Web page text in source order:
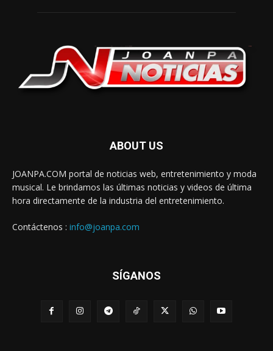
ABOUT US
JOANPA.COM portal de noticias web, entretenimiento y moda
musical. Le brindamos las últimas noticias y videos de última
hora directamente de la industria del entretenimiento.
Contáctenos : info@joanpa.com
SÍGANOS